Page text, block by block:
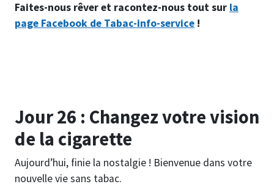
Faites-nous rêver et racontez-nous tout sur la
page Facebook de Tabac-info-service !
Jour 26 : Changez votre vision
de la cigarette
Aujourd’hui, finie la nostalgie ! Bienvenue dans votre
nouvelle vie sans tabac.